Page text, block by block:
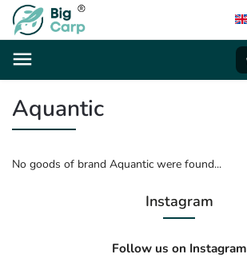
Aquantic
No goods of brand Aquantic were found...
Instagram
Follow us on Instagram